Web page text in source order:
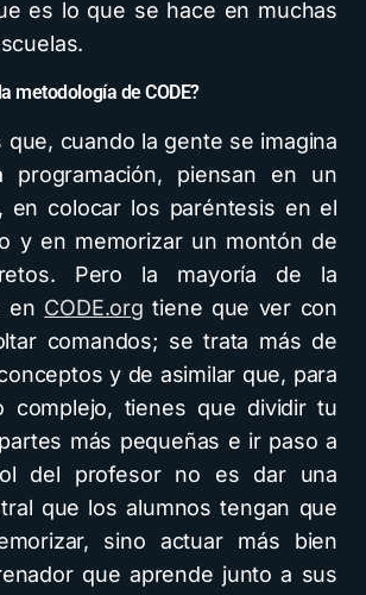
es lo que se hace en muchas
metodología de CODE?
que, cuando la gente se imagina
piensan en un
en colocar los paréntesis en el
y en memorizar un montón de
Pero la mayoría de la
en CODE.org tiene que ver con
comandos; se trata más de
y de asimilar que, para
complejo, tienes que dividir tu
más pequeñas e ir paso a
del profesor no es dar una
que los alumnos tengan que
sino actuar más bien
que aprende junto a sus